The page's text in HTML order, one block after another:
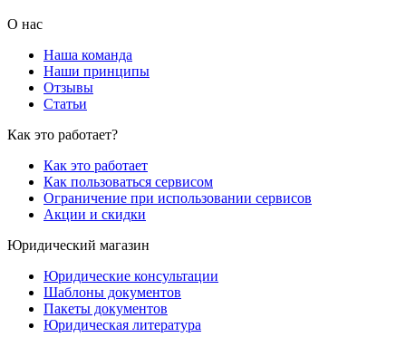
О нас
Наша команда
Наши принципы
Отзывы
Статьи
Как это работает?
Как это работает
Как пользоваться сервисом
Ограничение при использовании сервисов
Акции и скидки
Юридический магазин
Юридические консультации
Шаблоны документов
Пакеты документов
Юридическая литература